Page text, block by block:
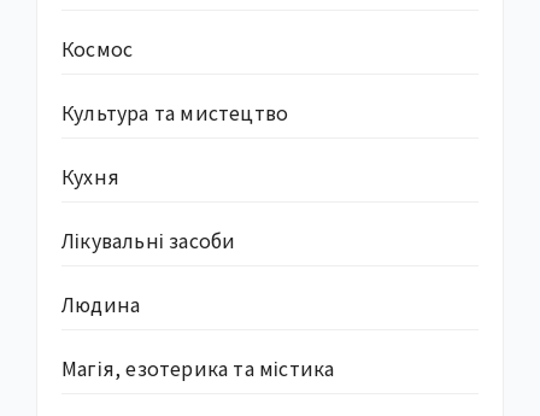
Космос
Культура та мистецтво
Кухня
Лікувальні засоби
Людина
Магія, езотерика та містика